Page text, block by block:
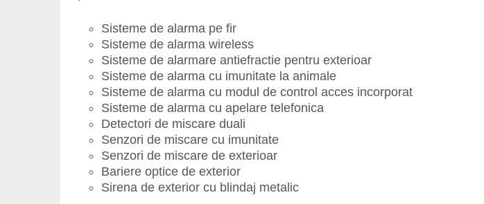
Sisteme de alarma pe fir
Sisteme de alarma wireless
Sisteme de alarmare antiefractie pentru exterioar
Sisteme de alarma cu imunitate la animale
Sisteme de alarma cu modul de control acces incorporat
Sisteme de alarma cu apelare telefonica
Detectori de miscare duali
Senzori de miscare cu imunitate
Senzori de miscare de exterioar
Bariere optice de exterior
Sirena de exterior cu blindaj metalic